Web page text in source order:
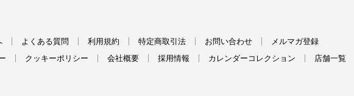
よくある質問 利用規約 特定商取引法 お問い合わせ
メルマガ登録
クッキーポリシー 会社概要 採用情報 カレンダーコレクション 店舗一覧